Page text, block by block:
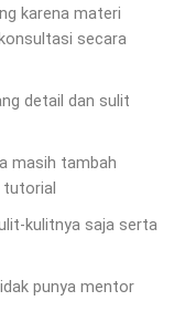
karena materi
secara
detail dan sulit
masih tambah
tutorial
kulitnya saja serta
punya mentor